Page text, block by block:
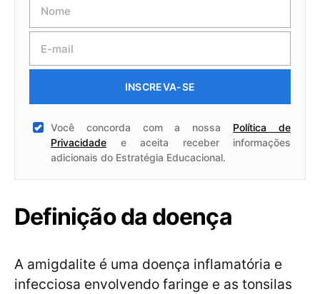
INSCREVA-SE
Você concorda com a nossa Política de
Privacidade e aceita receber informações
adicionais do Estratégia Educacional.
Definição da doença
A amigdalite é uma doença inflamatória e
infecciosa envolvendo faringe e as tonsilas